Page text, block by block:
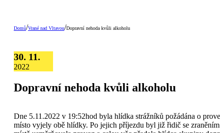
Domů/Vrané nad Vltavou/Dopravní nehoda kvůli alkoholu
30. 11.
2022
Dopravní nehoda kvůli alkoholu
Dne 5.11.2022 v 19:52hod byla hlídka strážníků požádána o
místo vyjely obě hlídky. Po jejich příjezdu byl již řidič se